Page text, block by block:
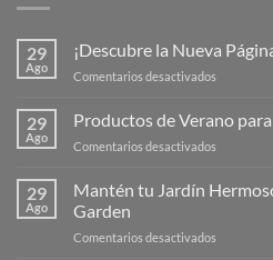
29
Ago
¡Descubre la Nueva
Comentarios desactivados
Nueva
de
29
Ago
Productos de Verano
Comentarios desactivados
de
Verano
29
Ago
Mantén tu Jardín
Garden
Comentarios desactivados